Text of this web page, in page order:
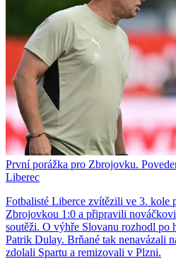
První porážka pro Zbrojovku.
Liberec
Fotbalisté Liberce zvítězili ve 3. kole
Zbrojovkou 1:0 a připravili
soutěži. O výhře Slovanu rozhodl po
Patrik Dulay. Brňané tak nenavázali
zdolali Spartu a remizovali v Plzni.